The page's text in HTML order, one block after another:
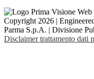
Copyright 2026 |
Parma S.p.A. | Divisione
Disclaimer trattamento dati